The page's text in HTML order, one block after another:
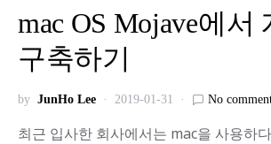
mac OS Mojave에서
구축하기
by JunHo Lee 2019-01-31 No
최근 입사한 회사에서는 mac을 사용하